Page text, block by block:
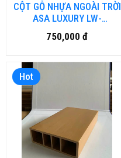
CỘT GỖ NHỰA NGOÀI TRỜI
ASA LUXURY LW-
LU70H40.DN
750,000 đ
Hot